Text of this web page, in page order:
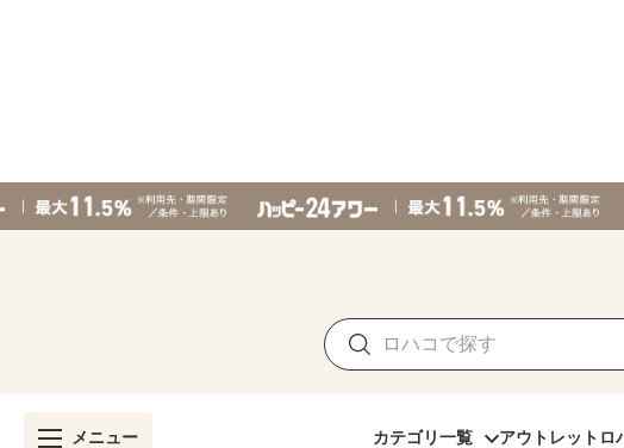
メニュー カテゴリ一覧 アウトレット ロ